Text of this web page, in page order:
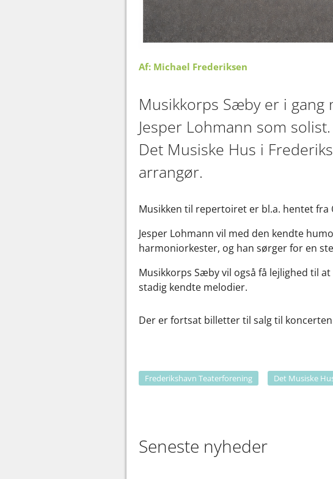
Af: Michael Frederiksen
Musikkorps Sæby er i
Jesper Lohmann som
Det Musiske Hus i
arrangør.
Musikken til repertoiret er bl.a. hentet
Jesper Lohmann vil med den kendte
harmoniorkester, og han sørger for en
Musikkorps Sæby vil også få lejlighed til
stadig kendte melodier.
Der er fortsat billetter til salg til
Frederikshavn Teaterforening Det Musiske
Seneste nyheder